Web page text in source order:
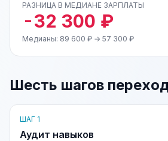
РАЗНИЦА В МЕДИАНЕ ЗАРПЛАТЫ
-32 300 ₽
Медианы: 89 600 ₽ → 57 300 ₽
Шесть шагов
ШАГ 1
Аудит навыков